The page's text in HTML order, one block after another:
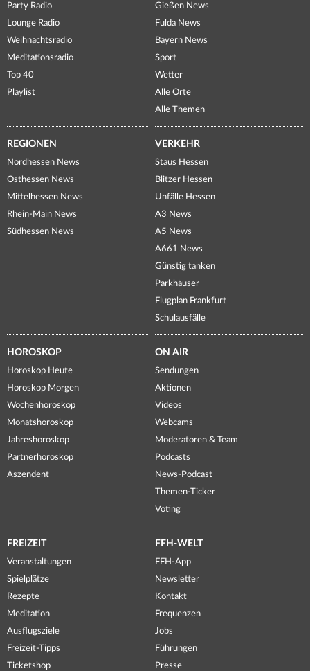
Party Radio
Lounge Radio
Weihnachtsradio
Meditationsradio
Top 40
Playlist
Gießen News
Fulda News
Bayern News
Sport
Wetter
Alle Orte
Alle Themen
REGIONEN
Nordhessen News
Osthessen News
Mittelhessen News
Rhein-Main News
Südhessen News
VERKEHR
Staus Hessen
Blitzer Hessen
Unfälle Hessen
A3 News
A5 News
A661 News
Günstig tanken
Parkhäuser
Flugplan Frankfurt
Schulausfälle
HOROSKOP
Horoskop Heute
Horoskop Morgen
Wochenhoroskop
Monatshoroskop
Jahreshoroskop
Partnerhoroskop
Aszendent
ON AIR
Sendungen
Aktionen
Videos
Webcams
Moderatoren & Team
Podcasts
News-Podcast
Themen-Ticker
Voting
FREIZEIT
Veranstaltungen
Spielplätze
Rezepte
Meditation
Ausflugsziele
Freizeit-Tipps
Ticketshop
FFH-WELT
FFH-App
Newsletter
Kontakt
Frequenzen
Jobs
Führungen
Presse